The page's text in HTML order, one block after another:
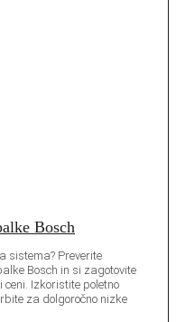
Bosch
sistema? Preverite
Bosch in si zagotovite
Izkoristite poletno
za dolgoročno nizke